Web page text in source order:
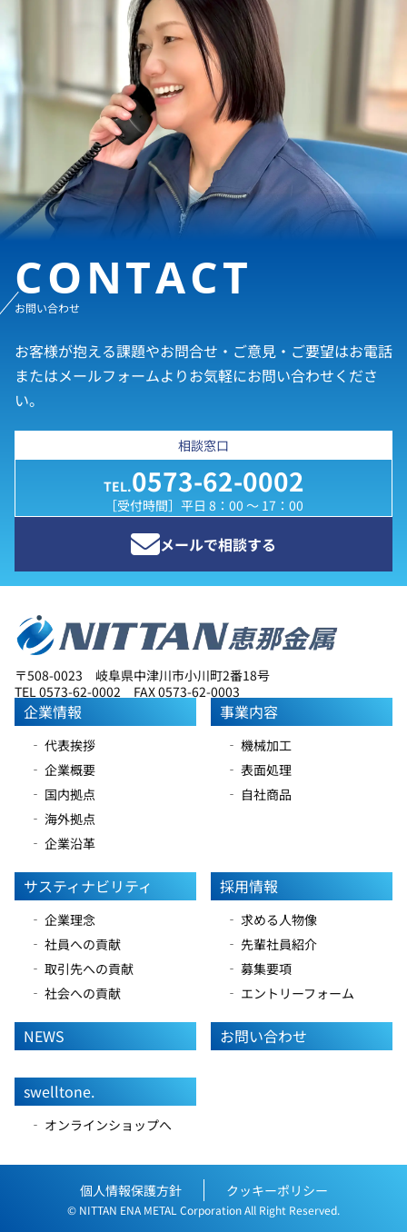
CONTACT
お問い合わせ
お客様が抱える課題やお問合せ・ご意見・ご要望はお電話
またはメールフォームよりお気軽にお問い合わせくださ
い。
相談窓口
TEL.0573-62-0002
［受付時間］平日 8：00 ～ 17：00
メールで相談する
〒508-0023 岐阜県中津川市小川町2番18号
TEL 0573-62-0002 FAX 0573-62-0003
企業情報
‐ 代表挨拶
‐ 企業概要
‐ 国内拠点
‐ 海外拠点
‐ 企業沿革
事業内容
‐ 機械加工
‐ 表面処理
‐ 自社商品
サスティナビリティ
‐ 企業理念
‐ 社員への貢献
‐ 取引先への貢献
‐ 社会への貢献
採用情報
‐ 求める人物像
‐ 先輩社員紹介
‐ 募集要項
‐ エントリーフォーム
NEWS お問い合わせ
swelltone.
‐ オンラインショップへ
個人情報保護方針 クッキーポリシー
© NITTAN ENA METAL Corporation All Right Reserved.